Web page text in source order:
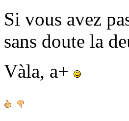
Si vous avez
sans doute la
Vàla, a+